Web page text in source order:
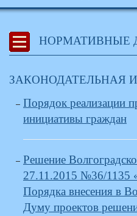
НОРМАТИВНЫЕ
ЗАКОНОДАТЕЛЬНАЯ
Порядок реализации
инициативы граждан
Решение
27.11.2015 №36/1135
Порядка внесения в
Думу проектов